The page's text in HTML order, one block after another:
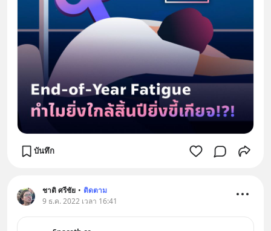
บันทึก
ชาติ ศรีชัย • ติดตาม
9 ธ.ค. 2022 เวลา 16:41